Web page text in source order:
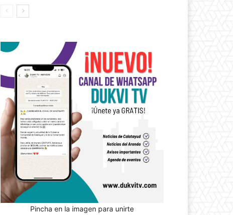
Pincha en la imagen para unirte